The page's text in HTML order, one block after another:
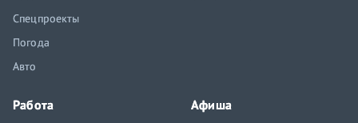
Спецпроекты
Погода
Авто
Работа Афиша